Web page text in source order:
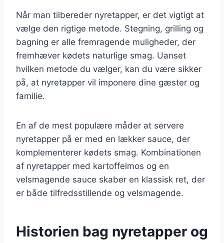
Når man tilbereder nyretapper, er det vigtigt at
vælge den rigtige metode. Stegning, grilling og
bagning er alle fremragende muligheder, der
fremhæver kødets naturlige smag. Uanset
hvilken metode du vælger, kan du være sikker
på, at nyretapper vil imponere dine gæster og
familie.
En af de mest populære måder at servere
nyretapper på er med en lækker sauce, der
komplementerer kødets smag. Kombinationen
af nyretapper med kartoffelmos og en
velsmagende sauce skaber en klassisk ret, der
er både tilfredsstillende og velsmagende.
Historien bag nyretapper og